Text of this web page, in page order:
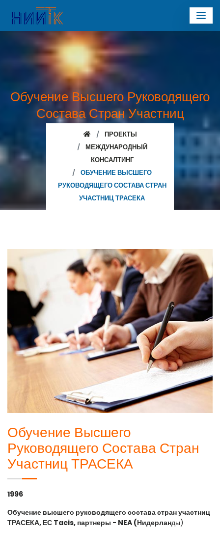
Обучение Высшего Руководящего
Состава Стран Участниц
ТРАСЕКА
ПРОЕКТЫ
МЕЖДУНАРОДНЫЙ
КОНСАЛТИНГ
ОБУЧЕНИЕ ВЫСШЕГО
РУКОВОДЯЩЕГО СОСТАВА СТРАН
УЧАСТНИЦ ТРАСЕКА
Обучение Высшего
Руководящего Состава Стран
Участниц ТРАСЕКА
1996
Обучение высшего руководящего состава стран участниц
ТРАСЕКА, ЕС Tacis, партнеры - NEA (Нидерланды)